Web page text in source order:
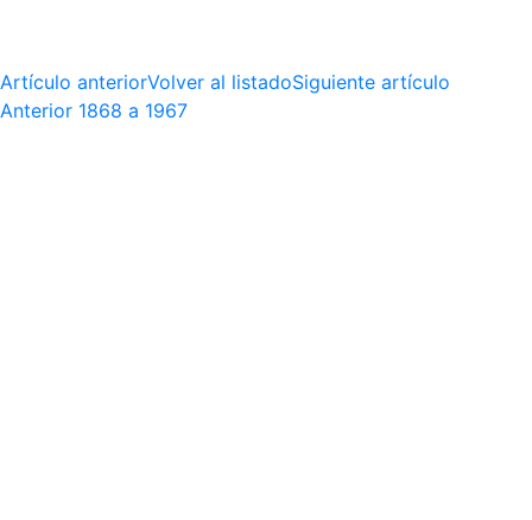
Artículo anteriorVolver al listadoSiguiente artículo
Anterior 1868 a 1967